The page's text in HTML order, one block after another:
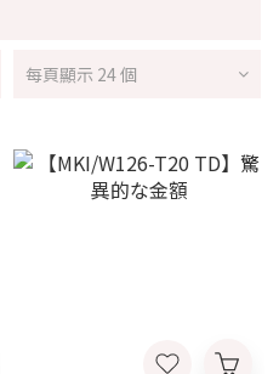
每頁顯示 24 個